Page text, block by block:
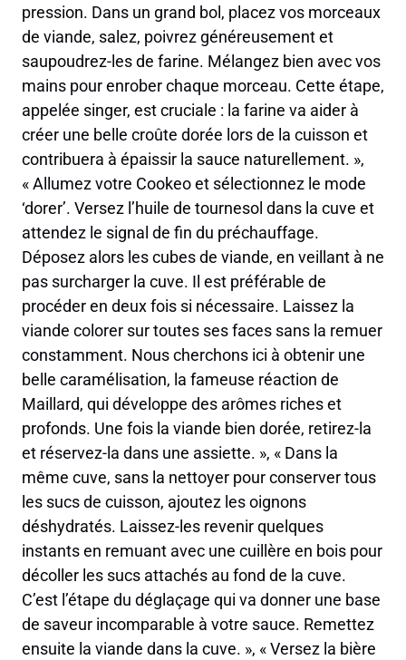
pression. Dans un grand bol, placez vos morceaux
de viande, salez, poivrez généreusement et
saupoudrez-les de farine. Mélangez bien avec vos
mains pour enrober chaque morceau. Cette étape,
appelée singer, est cruciale : la farine va aider à
créer une belle croûte dorée lors de la cuisson et
contribuera à épaissir la sauce naturellement. »,
« Allumez votre Cookeo et sélectionnez le mode
‘dorer’. Versez l’huile de tournesol dans la cuve et
attendez le signal de fin du préchauffage.
Déposez alors les cubes de viande, en veillant à ne
pas surcharger la cuve. Il est préférable de
procéder en deux fois si nécessaire. Laissez la
viande colorer sur toutes ses faces sans la remuer
constamment. Nous cherchons ici à obtenir une
belle caramélisation, la fameuse réaction de
Maillard, qui développe des arômes riches et
profonds. Une fois la viande bien dorée, retirez-la
et réservez-la dans une assiette. », « Dans la
même cuve, sans la nettoyer pour conserver tous
les sucs de cuisson, ajoutez les oignons
déshydratés. Laissez-les revenir quelques
instants en remuant avec une cuillère en bois pour
décoller les sucs attachés au fond de la cuve.
C’est l’étape du déglaçage qui va donner une base
de saveur incomparable à votre sauce. Remettez
ensuite la viande dans la cuve. », « Versez la bière